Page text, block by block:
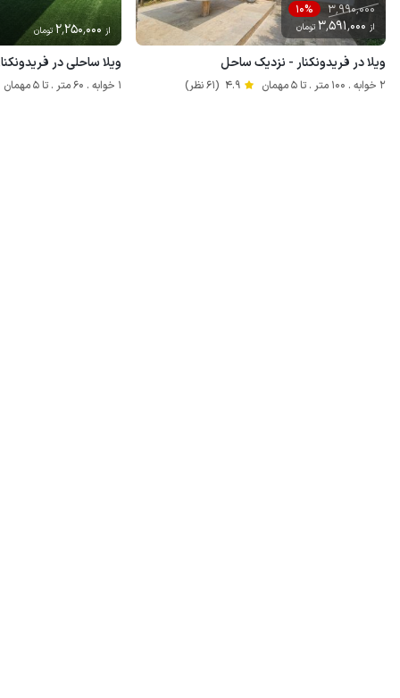
3٬990٬000 10%
از 3٬591٬000 تومان
ویلا در فریدونکنار - نزدیک ساحل
2 خوابه . 100 متر . تا 5 مهمان 4.9 (61 نظر)
از 2٬250٬000 تومان
ویلا ساحلی در
1 خوابه . 60 متر . تا 5 مهمان